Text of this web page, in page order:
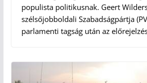
populista politikusnak. Geert
szélsőjobboldali Szabadságpártja
parlamenti tagság után az